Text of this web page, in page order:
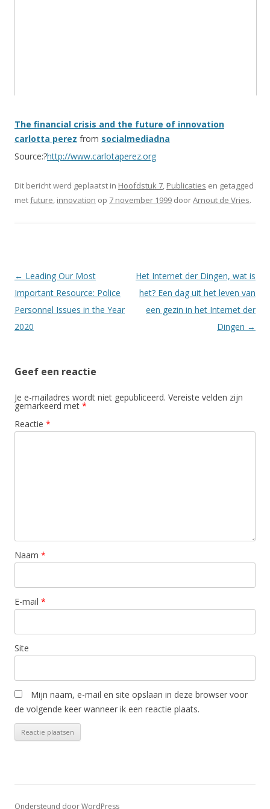
The financial crisis and the future of innovation
carlotta perez from socialmediadna
Source:?http://www.carlotaperez.org
Dit bericht werd geplaatst in Hoofdstuk 7, Publicaties en getagged
metfuture, innovation op 7 november 1999 doorArnout de Vries.
Berichtnavigatie
← Leading Our Most
Important Resource: Police
Personnel Issues in the Year
2020
Het Internet der Dingen, wat is
het? Een dag uit het leven van
een gezin in het Internet der
Dingen →
Geef een reactie
Je e-mailadres wordt niet gepubliceerd. Vereiste velden zijn
gemarkeerd met *
Reactie *
Naam *
E-mail *
Site
Mijn naam, e-mail en site opslaan in deze browser voor
de volgende keer wanneer ik een reactie plaats.
Ondersteund door WordPress